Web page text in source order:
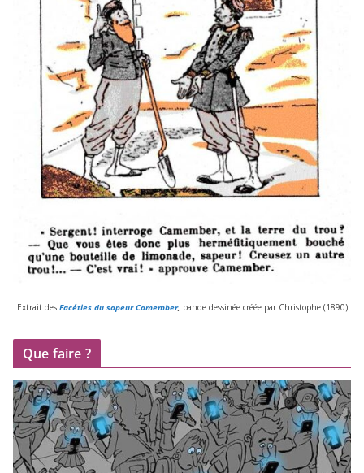
Extrait desFacéties du sapeur Camember, bande des­si­née créée par Christophe (1890)
Que faire ?